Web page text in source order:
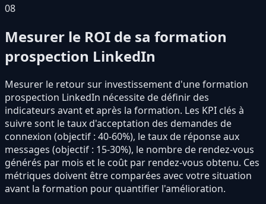
08
Mesurer le ROI de sa formation
prospection LinkedIn
Mesurer le retour sur investissement d'une formation
prospection LinkedIn nécessite de définir des
indicateurs avant et après la formation. Les KPI clés à
suivre sont le taux d'acceptation des demandes de
connexion (objectif : 40-60%), le taux de réponse aux
messages (objectif : 15-30%), le nombre de rendez-vous
générés par mois et le coût par rendez-vous obtenu. Ces
métriques doivent être comparées avec votre situation
avant la formation pour quantifier l'amélioration.